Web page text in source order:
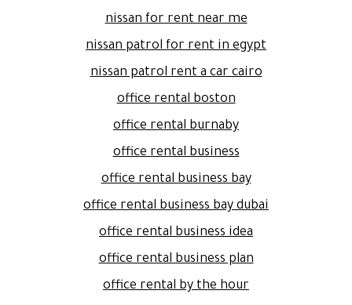
nissan for rent near me
nissan patrol for rent in egypt
nissan patrol rent a car cairo
office rental boston
office rental burnaby
office rental business
office rental business bay
office rental business bay dubai
office rental business idea
office rental business plan
office rental by the hour